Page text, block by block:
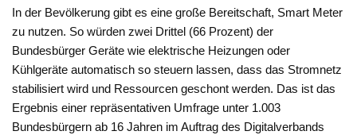
In der Bevölkerung gibt es eine große Bereitschaft, Smart Meter
zu nutzen. So würden zwei Drittel (66 Prozent) der
Bundesbürger Geräte wie elektrische Heizungen oder
Kühlgeräte automatisch so steuern lassen, dass das Stromnetz
stabilisiert wird und Ressourcen geschont werden. Das ist das
Ergebnis einer repräsentativen Umfrage unter 1.003
Bundesbürgern ab 16 Jahren im Auftrag des Digitalverbands